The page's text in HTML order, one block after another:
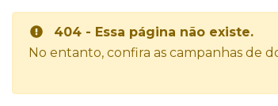
404 - Essa página não existe.
No entanto, confira as campanhas de